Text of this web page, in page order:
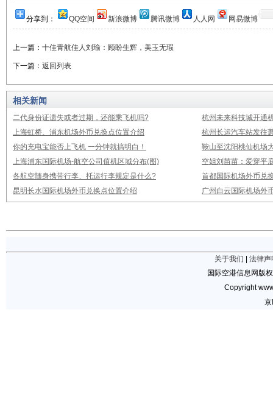
分享到： QQ空间 新浪微博 腾讯微博 人人网 网易微博
上一篇： 十佳青航佳人刘瑜：顾盼生辉，美玉无瑕
下一篇： 返回列表
相关新闻
二代身份证遗失或者过期，还能乘飞机吗?
杭州未来科技城开通
上海虹桥、浦东机场外币兑换点位置介绍
杭州长运汽车站发往
你的充电宝能否上飞机 一分钟就搞明白！
鞍山至沈阳桃仙机场
上海浦东国际机场-航空公司值机区域分布(图)
空姐刘苗苗：爱穿平
各航空随身携带行李、托运行李规定是什么?
首都国际机场外币兑
昆明长水国际机场外币兑换点位置介绍
广州白云国际机场外
关于我们
法律声
国际空港信息网版
Copyright